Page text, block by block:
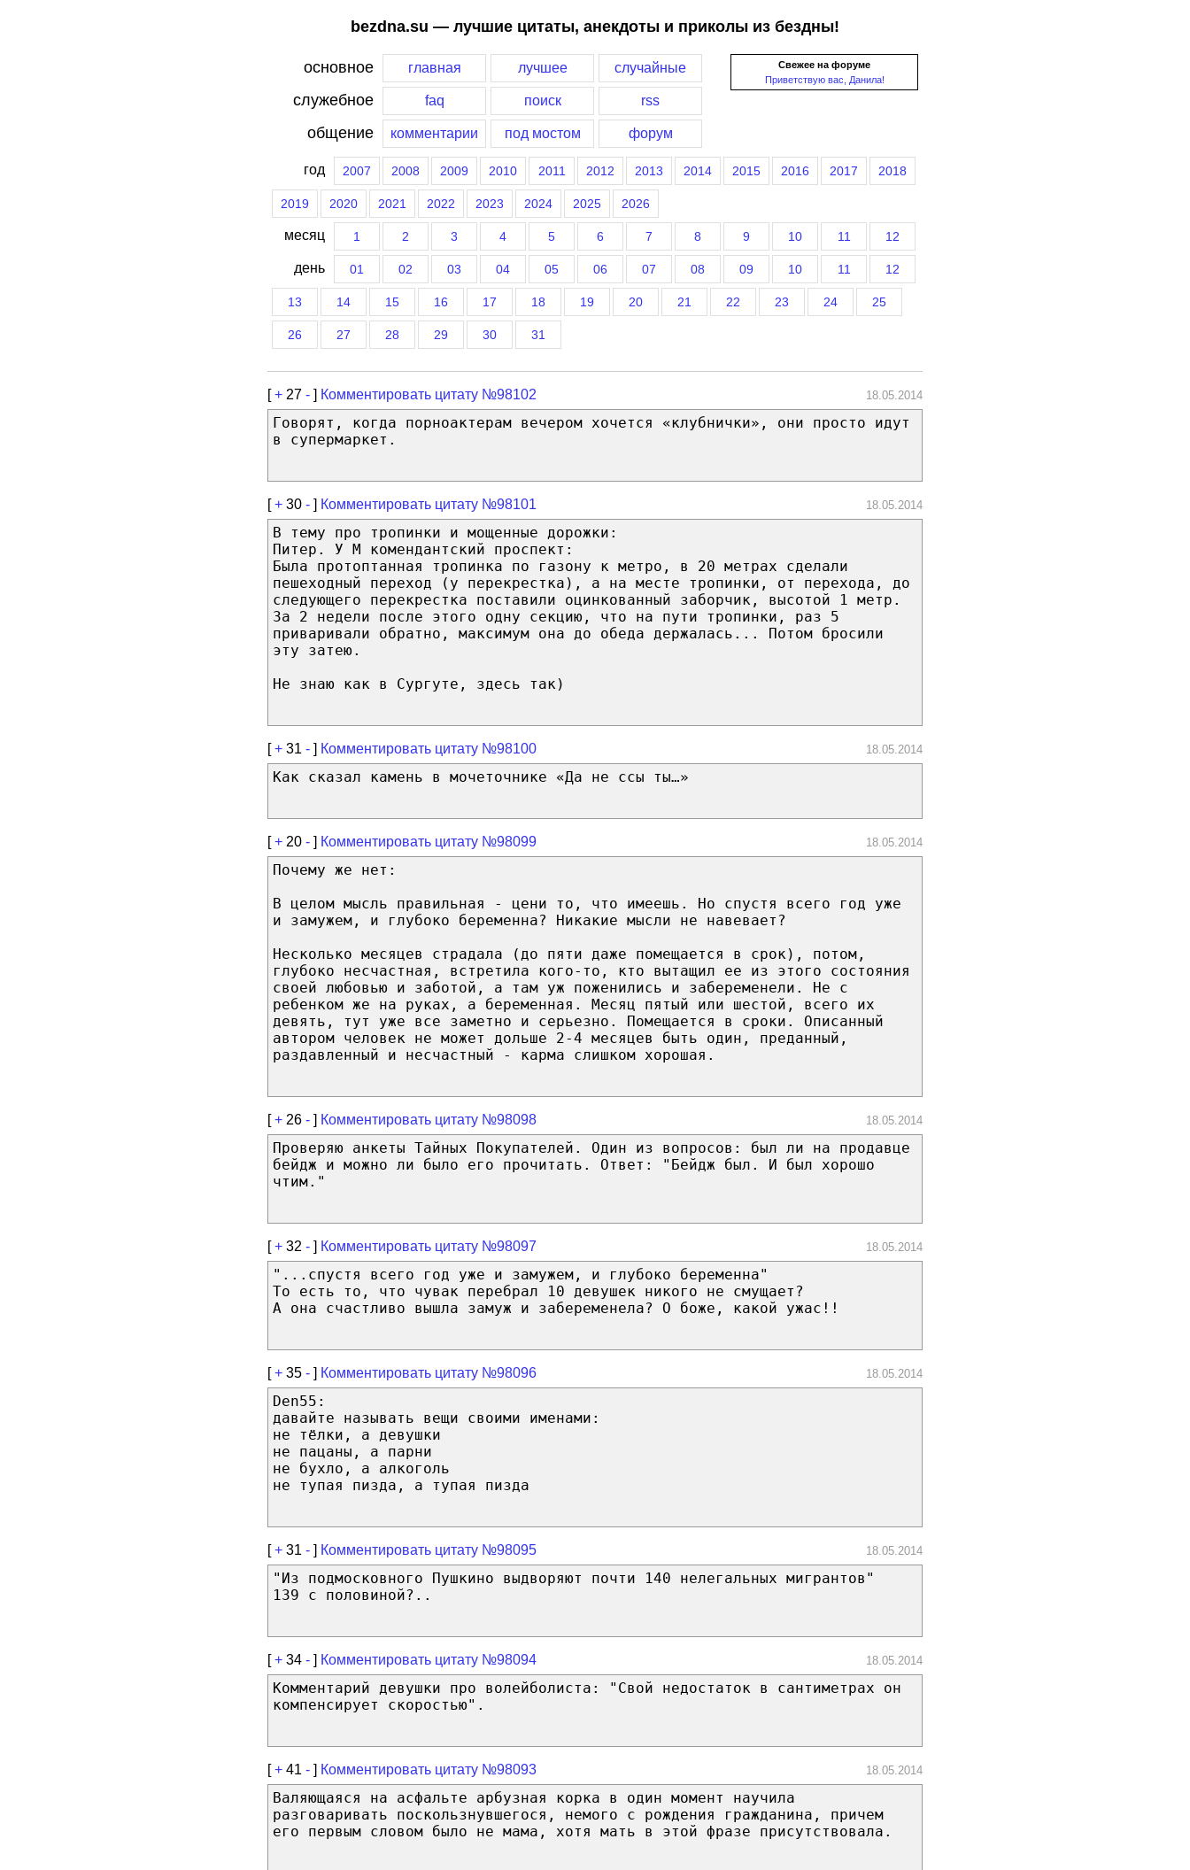
bezdna.su — лучшие цитаты, анекдоты и приколы из бездны!
Свежее на форуме
Приветствую вас, Данила!
основное главная лучшее случайные
служебное faq поиск rss
общение комментарии под мостом форум
год 2007 2008 2009 2010 2011 2012 2013 2014 2015 2016 2017 2018
2019 2020 2021 2022 2023 2024 2025 2026
месяц 1 2 3 4 5 6 7 8 9 10 11 12
день 01 02 03 04 05 06 07 08 09 10 11 12
13 14 15 16 17 18 19 20 21 22 23 24 25
26 27 28 29 30 31
[+ 27 - ] Комментировать цитату №98102 18.05.2014
Говорят, когда порноактерам вечером хочется «клубнички», они просто идут
в супермаркет.
[+ 30 - ] Комментировать цитату №98101 18.05.2014
В тему про тропинки и мощенные дорожки:
Питер. У М комендантский проспект:
Была протоптанная тропинка по газону к метро, в 20 метрах сделали
пешеходный переход (у перекрестка), а на месте тропинки, от перехода, до
следующего перекрестка поставили оцинкованный заборчик, высотой 1 метр.
За 2 недели после этого одну секцию, что на пути тропинки, раз 5
приваривали обратно, максимум она до обеда держалась... Потом бросили
эту затею.
Не знаю как в Сургуте, здесь так)
[+ 31 - ] Комментировать цитату №98100 18.05.2014
Как сказал камень в мочеточнике «Да не ссы ты…»
[+ 20 - ] Комментировать цитату №98099 18.05.2014
Почему же нет:
В целом мысль правильная - цени то, что имеешь. Но спустя всего год уже
и замужем, и глубоко беременна? Никакие мысли не навевает?
Несколько месяцев страдала (до пяти даже помещается в срок), потом,
глубоко несчастная, встретила кого-то, кто вытащил ее из этого состояния
своей любовью и заботой, а там уж поженились и забеременели. Не с
ребенком же на руках, а беременная. Месяц пятый или шестой, всего их
девять, тут уже все заметно и серьезно. Помещается в сроки. Описанный
автором человек не может дольше 2-4 месяцев быть один, преданный,
раздавленный и несчастный - карма слишком хорошая.
[+ 26 - ] Комментировать цитату №98098 18.05.2014
Проверяю анкеты Тайных Покупателей. Один из вопросов: был ли на продавце
бейдж и можно ли было его прочитать. Ответ: "Бейдж был. И был хорошо
чтим."
[+ 32 - ] Комментировать цитату №98097 18.05.2014
"...спустя всего год уже и замужем, и глубоко беременна"
То есть то, что чувак перебрал 10 девушек никого не смущает?
А она счастливо вышла замуж и забеременела? О боже, какой ужас!!
[+ 35 - ] Комментировать цитату №98096 18.05.2014
Den55:
давайте называть вещи своими именами:
не тёлки, а девушки
не пацаны, а парни
не бухло, а алкоголь
не тупая пизда, а тупая пизда
[+ 31 - ] Комментировать цитату №98095 18.05.2014
"Из подмосковного Пушкино выдворяют почти 140 нелегальных мигрантов"
139 с половиной?..
[+ 34 - ] Комментировать цитату №98094 18.05.2014
Комментарий девушки про волейболиста: "Свой недостаток в сантиметрах он
компенсирует скоростью".
[+ 41 - ] Комментировать цитату №98093 18.05.2014
Валяющаяся на асфальте арбузная корка в один момент научила
разговаривать поскользнувшегося, немого с рождения гражданина, причем
его первым словом было не мама, хотя мать в этой фразе присутствовала.